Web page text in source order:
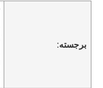
برجسته: